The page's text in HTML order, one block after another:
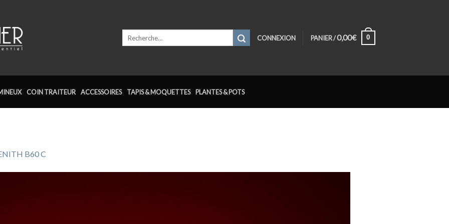
CONNEXION PANIER /0,00€ 0
COIN TRAITEUR ACCESSOIRES TAPIS & MOQUETTES PLANTES & POTS
B60 C